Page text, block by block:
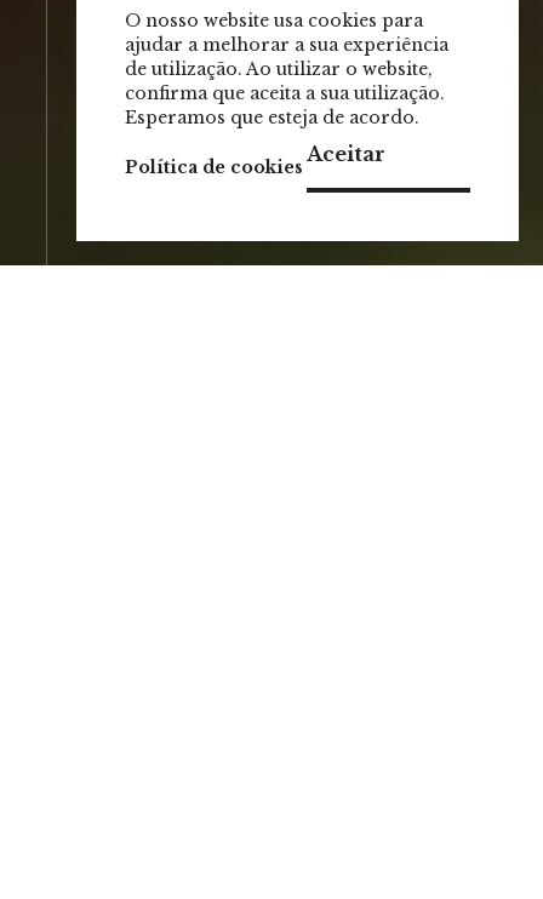
O nosso website usa cookies para
ajudar a melhorar a sua experiência
de utilização. Ao utilizar o website,
confirma que aceita a sua utilização.
Esperamos que esteja de acordo.
Política de cookies
Aceitar